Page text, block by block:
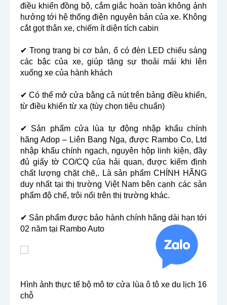
điều khiển đồng bộ, cắm giắc hoàn toàn không ảnh
hưởng tới hệ thống điện nguyên bản của xe. Không
cắt gọt thân xe, chiếm ít diện tích cabin
✔ Trong trang bị cơ bản, ổ có đèn LED chiếu sáng
các bậc của xe, giúp tăng sự thoải mái khi lên
xuống xe của hành khách
✔ Có thể mở cửa bằng cả nút trên bảng điều khiển,
từ điều khiển từ xa (tùy chọn tiêu chuẩn)
✔ Sản phẩm cửa lùa tự động nhập khẩu chính
hãng Adop – Liên Bang Nga, được Rambo Co, Ltd
nhập khẩu chính ngạch, nguyên hộp linh kiện, đầy
đủ giấy tờ CO/CQ của hải quan, được kiểm định
chất lượng chặt chẽ,. Là sản phẩm CHÍNH HÃNG
duy nhất tại thị trường Việt Nam bên cạnh các sản
phẩm độ chế, trôi nổi trên thị trường khác.
✔ Sản phẩm được bảo hành chính hãng dài hạn tới
02 năm tại Rambo Auto
Hình ảnh thực tế bộ mô tơ cửa lùa ô tô xe du lịch 16
chỗ